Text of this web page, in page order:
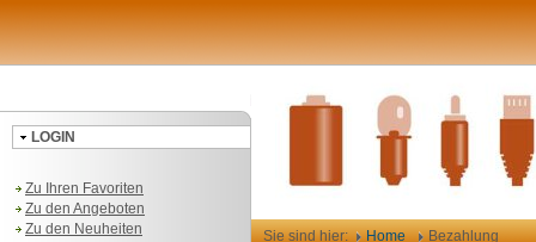
LOGIN
Zu Ihren Favoriten
Zu den Angeboten
Zu den Neuheiten
Sie sind hier: Home Bezahlung